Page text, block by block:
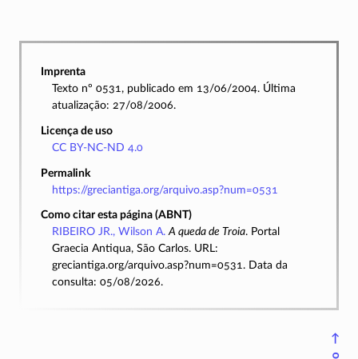
Imprenta
Texto nº 0531, publicado em 13/06/2004. Última
atualização: 27/08/2006.
Licença de uso
CC BY-NC-ND 4.0
Permalink
https://greciantiga.org/arquivo.asp?num=0531
Como citar esta página (ABNT)
RIBEIRO JR., Wilson A. A queda de Troia. Portal
Graecia Antiqua, São Carlos. URL:
greciantiga.org/arquivo.asp?num=0531. Data da
consulta: 05/08/2026.
↑